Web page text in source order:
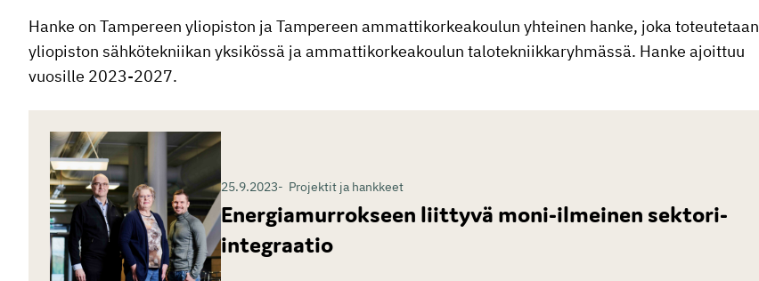
Hanke on Tampereen yliopiston ja Tampereen ammattikorkeakoulun yhteinen hanke, joka toteutetaan
yliopiston sähkötekniikan yksikössä ja ammattikorkeakoulun talotekniikkaryhmässä. Hanke ajoittuu
vuosille 2023-2027.
25.9.2023 Projektit ja hankkeet
Energiamurrokseen liittyvä moni-ilmeinen sektori-
integraatio